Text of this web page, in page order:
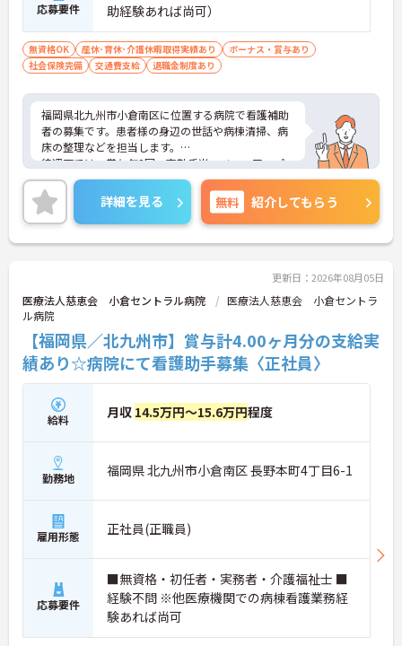
応募要件
助経験あれば尚可）
無資格OK 産休･育休･介護休暇取得実績あり
ボーナス・賞与あり
社会保険完備
交通費支給 退職金制度あり
福岡県北九州市小倉南区に位置する病院で看護補助
者の募集です。患者様の身辺の世話や病棟清掃、病
床の整理などを担当します。
待遇面では、賞与年2回、夜勤手当、ベースアップ
評価料手当など手当が充実。年間休日は113日、週
休二日制でプライベートも確保できます。マイカー
通勤OK（無料駐車場あり）、託児施設もあり、子育
て中の方にも働きやすい環境です。
ご興味のある方には、面接対策ポイントなどさらに
詳細を見る 無料 紹介してもらう
更新日：2026年08月05日
医療法人慈恵会 小倉セントラル病院
医療法人慈恵会 小倉セントラ
ル病院
【福岡県／北九州市】賞与計4.00ヶ月分の支給実
績あり☆病院にて看護助手募集〈正社員〉
給料 月収 14.5万円～15.6万円程度
勤務地 福岡県 北九州市小倉南区 長野本町4丁目6-1
雇用形態 正社員(正職員)
応募要件
■無資格・初任者・実務者・介護福祉士 ■
経験不問 ※他医療機関での病棟看護業務経
験あれば尚可